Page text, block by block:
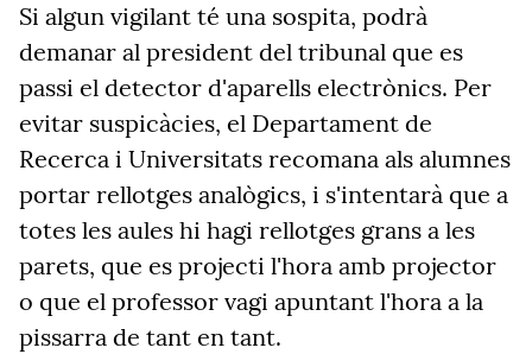
Si algun vigilant té una sospita, podrà
demanar al president del tribunal que es
passi el detector d'aparells electrònics. Per
evitar suspicàcies, el Departament de
Recerca i Universitats recomana als alumnes
portar rellotges analògics, i s'intentarà que a
totes les aules hi hagi rellotges grans a les
parets, que es projecti l'hora amb projector
o que el professor vagi apuntant l'hora a la
pissarra de tant en tant.